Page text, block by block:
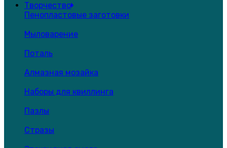
Творчество
Пенопластовые заготовки
Мыловарение
Поталь
Алмазная мозайка
Наборы для квиллинга
Пазлы
Стразы